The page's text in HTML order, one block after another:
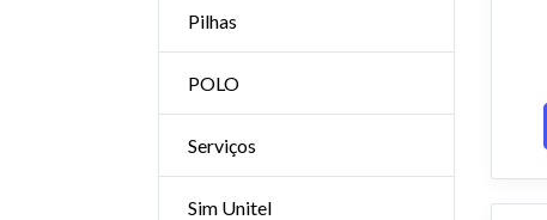
Pilhas
POLO
Serviços
Sim Unitel